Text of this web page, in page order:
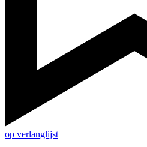
op verlanglijst